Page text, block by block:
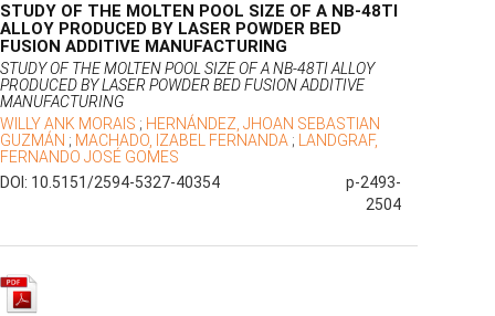
STUDY OF THE MOLTEN POOL SIZE OF A NB-48TI
ALLOY PRODUCED BY LASER POWDER BED
FUSION ADDITIVE MANUFACTURING
STUDY OF THE MOLTEN POOL SIZE OF A NB-48TI ALLOY
PRODUCED BY LASER POWDER BED FUSION ADDITIVE
MANUFACTURING
WILLY ANK MORAIS ; HERNÁNDEZ, JHOAN SEBASTIAN
GUZMÁN ; MACHADO, IZABEL FERNANDA ; LANDGRAF,
FERNANDO JOSÉ GOMES
DOI: 10.5151/2594-5327-40354
p-2493-
2504